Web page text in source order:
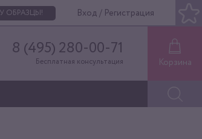
ОБРАЗЦЫ! Вход / Регистрация
8 (495) 280-00-71
Бесплатная консультация Корзина